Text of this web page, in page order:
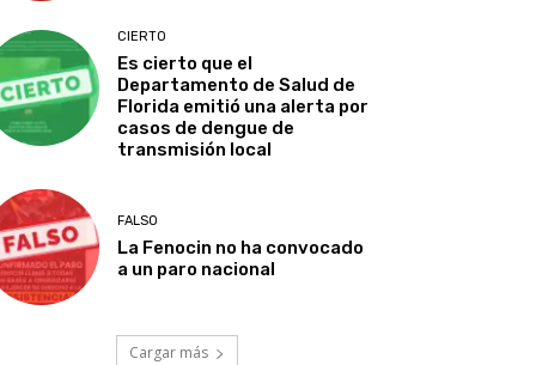
CIERTO
Es cierto que el
Departamento de Salud de
Florida emitió una alerta por
casos de dengue de
transmisión local
FALSO
La Fenocin no ha convocado
a un paro nacional
Cargar más